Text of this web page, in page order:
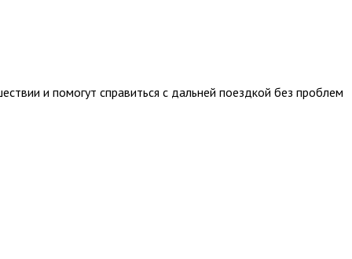
и помогут справиться с дальней поездкой без проблем